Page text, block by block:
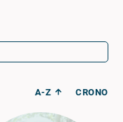
A-Z CRONO